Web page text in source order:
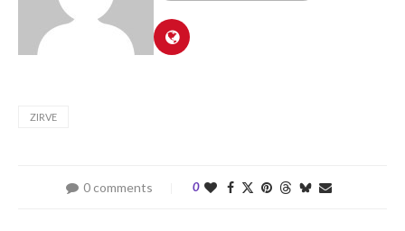
ZIRVE
0 comments 0